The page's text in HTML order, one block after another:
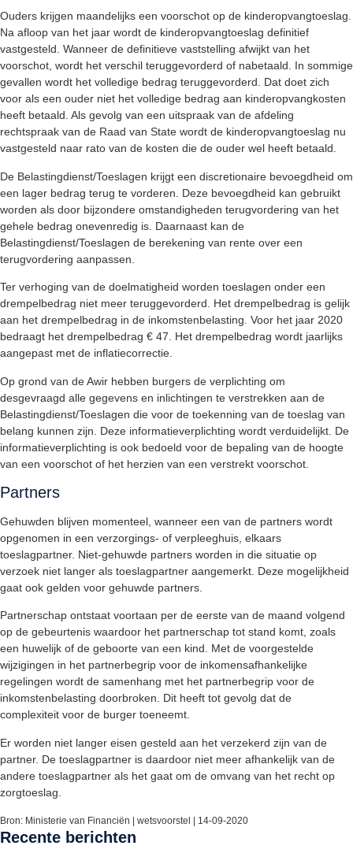
Ouders krijgen maandelijks een voorschot op de kinderopvangtoeslag.
Na afloop van het jaar wordt de kinderopvangtoeslag definitief
vastgesteld. Wanneer de definitieve vaststelling afwijkt van het
voorschot, wordt het verschil teruggevorderd of nabetaald. In sommige
gevallen wordt het volledige bedrag teruggevorderd. Dat doet zich
voor als een ouder niet het volledige bedrag aan kinderopvangkosten
heeft betaald. Als gevolg van een uitspraak van de afdeling
rechtspraak van de Raad van State wordt de kinderopvangtoeslag nu
vastgesteld naar rato van de kosten die de ouder wel heeft betaald.
De Belastingdienst/Toeslagen krijgt een discretionaire bevoegdheid om
een lager bedrag terug te vorderen. Deze bevoegdheid kan gebruikt
worden als door bijzondere omstandigheden terugvordering van het
gehele bedrag onevenredig is. Daarnaast kan de
Belastingdienst/Toeslagen de berekening van rente over een
terugvordering aanpassen.
Ter verhoging van de doelmatigheid worden toeslagen onder een
drempelbedrag niet meer teruggevorderd. Het drempelbedrag is gelijk
aan het drempelbedrag in de inkomstenbelasting. Voor het jaar 2020
bedraagt het drempelbedrag € 47. Het drempelbedrag wordt jaarlijks
aangepast met de inflatiecorrectie.
Op grond van de Awir hebben burgers de verplichting om
desgevraagd alle gegevens en inlichtingen te verstrekken aan de
Belastingdienst/Toeslagen die voor de toekenning van de toeslag van
belang kunnen zijn. Deze informatieverplichting wordt verduidelijkt. De
informatieverplichting is ook bedoeld voor de bepaling van de hoogte
van een voorschot of het herzien van een verstrekt voorschot.
Partners
Gehuwden blijven momenteel, wanneer een van de partners wordt
opgenomen in een verzorgings- of verpleeghuis, elkaars
toeslagpartner. Niet-gehuwde partners worden in die situatie op
verzoek niet langer als toeslagpartner aangemerkt. Deze mogelijkheid
gaat ook gelden voor gehuwde partners.
Partnerschap ontstaat voortaan per de eerste van de maand volgend
op de gebeurtenis waardoor het partnerschap tot stand komt, zoals
een huwelijk of de geboorte van een kind. Met de voorgestelde
wijzigingen in het partnerbegrip voor de inkomensafhankelijke
regelingen wordt de samenhang met het partnerbegrip voor de
inkomstenbelasting doorbroken. Dit heeft tot gevolg dat de
complexiteit voor de burger toeneemt.
Er worden niet langer eisen gesteld aan het verzekerd zijn van de
partner. De toeslagpartner is daardoor niet meer afhankelijk van de
andere toeslagpartner als het gaat om de omvang van het recht op
zorgtoeslag.
Bron: Ministerie van Financiën | wetsvoorstel | 14-09-2020
Recente berichten